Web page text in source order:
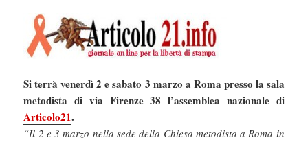
Si terrà venerdì 2 e sabato 3 marzo a Roma presso la sala
metodista di via Firenze 38 l’assemblea nazionale di
Articolo21.
“Il 2 e 3 marzo nella sede della Chiesa metodista a Roma in